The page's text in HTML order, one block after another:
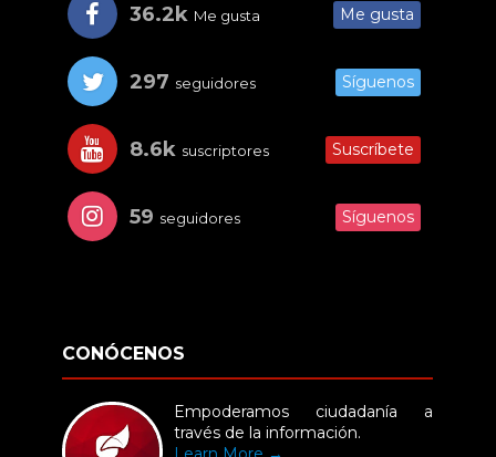
36.2k Me gusta Me gusta
297 seguidores Síguenos
8.6k suscriptores Suscríbete
59 seguidores Síguenos
CONÓCENOS
Empoderamos ciudadanía a
través de la información.